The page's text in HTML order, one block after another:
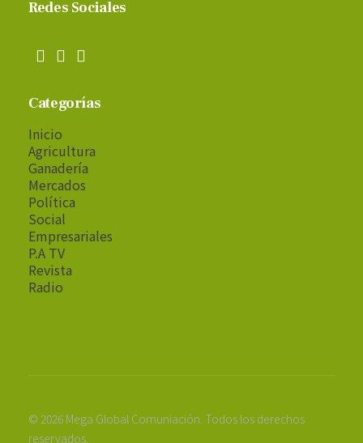
Redes Sociales
Categorías
Inicio
Agricultura
Ganadería
Mercados
Política
Social
Empresariales
P.A TV
Revista
Radio
© 2026 Mega Global Comuniación. Todos los derechos
reservados.